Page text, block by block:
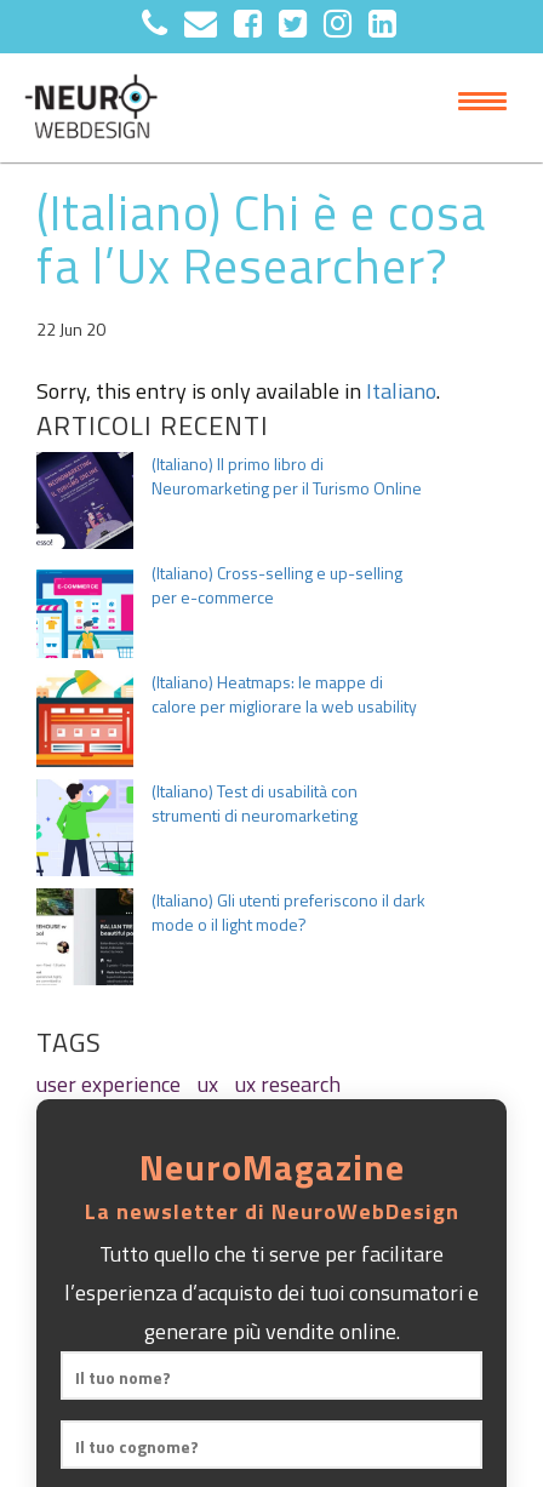
(Italiano) Chi è e cosa
fa l’Ux Researcher?
22 Jun 20
Sorry, this entry is only available in Italiano.
ARTICOLI RECENTI
(Italiano) Il primo libro di
Neuromarketing per il Turismo Online
(Italiano) Cross-selling e up-selling
per e-commerce
(Italiano) Heatmaps: le mappe di
calore per migliorare la web usability
(Italiano) Test di usabilità con
strumenti di neuromarketing
(Italiano) Gli utenti preferiscono il dark
mode o il light mode?
TAGS
user experience ux ux research
NeuroMagazine
La newsletter di NeuroWebDesign
Tutto quello che ti serve per facilitare
l’esperienza d’acquisto dei tuoi consumatori e
generare più vendite online.